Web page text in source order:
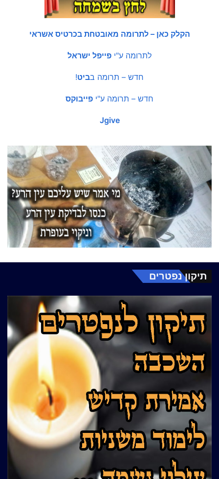
הקלק כאן – לתרומה מאובטחת בכרטיס אשראי
לתרומה ע"י פייפל ישראל
חדש – תרומה בביט!
חדש – תרומה ע"י פייבוקס
Jgive
תיקון נפטרים